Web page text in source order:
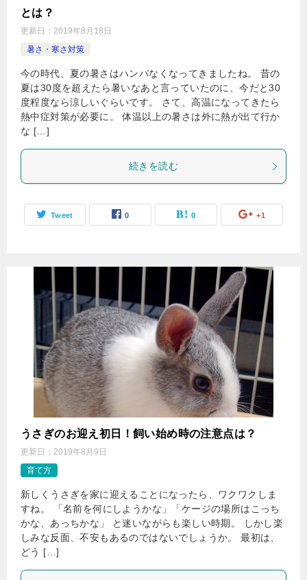
とは？
更新日： 2019年8月18日
暑さ・寒さ対策
今の時代、夏の暑さはハンパなくなってきましたね。 昔の
夏は30度を超えたら暑いなあと言っていたのに、今だと30
度程度なら涼しいぐらいです。 さて、高温になってきたら
熱中症対策が必要に。 体温以上の暑さは外に熱が出て行か
な […]
続きを読む
Tweet 0 0 +1
うさぎのお迎え初日！飼い始め時の注意点は？
更新日： 2019年8月9日
育て方
新しくうさぎを家に迎えることになったら、ワクワクしま
すね。 「名前を何にしようかな」「ケージの場所はこっち
かな、あっちかな」 と迷いながらも楽しい時期。 しかし楽
しみな反面、不安もあるのではないでしょうか。 最初は、
どう […]